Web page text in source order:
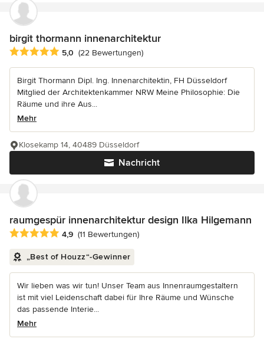
birgit thormann innenarchitektur
Durchschnittliche Bewertung: 5 von 5 Sternen
5,0 (22 Bewertungen)
Birgit Thormann Dipl. Ing. Innenarchitektin, FH Düsseldorf
Mitglied der Architektenkammer NRW Meine Philosophie: Die
Räume und ihre Aus...
Mehr
Nachricht
Klosekamp 14, 40489 Düsseldorf
raumgespür innenarchitektur design Ilka Hilgemann
Durchschnittliche Bewertung: 4.9 von 5 Sternen
4,9 (11 Bewertungen)
„Best of Houzz“-Gewinner
Wir lieben was wir tun! Unser Team aus Innenraumgestaltern
ist mit viel Leidenschaft dabei für Ihre Räume und Wünsche
das passende Interie...
Mehr